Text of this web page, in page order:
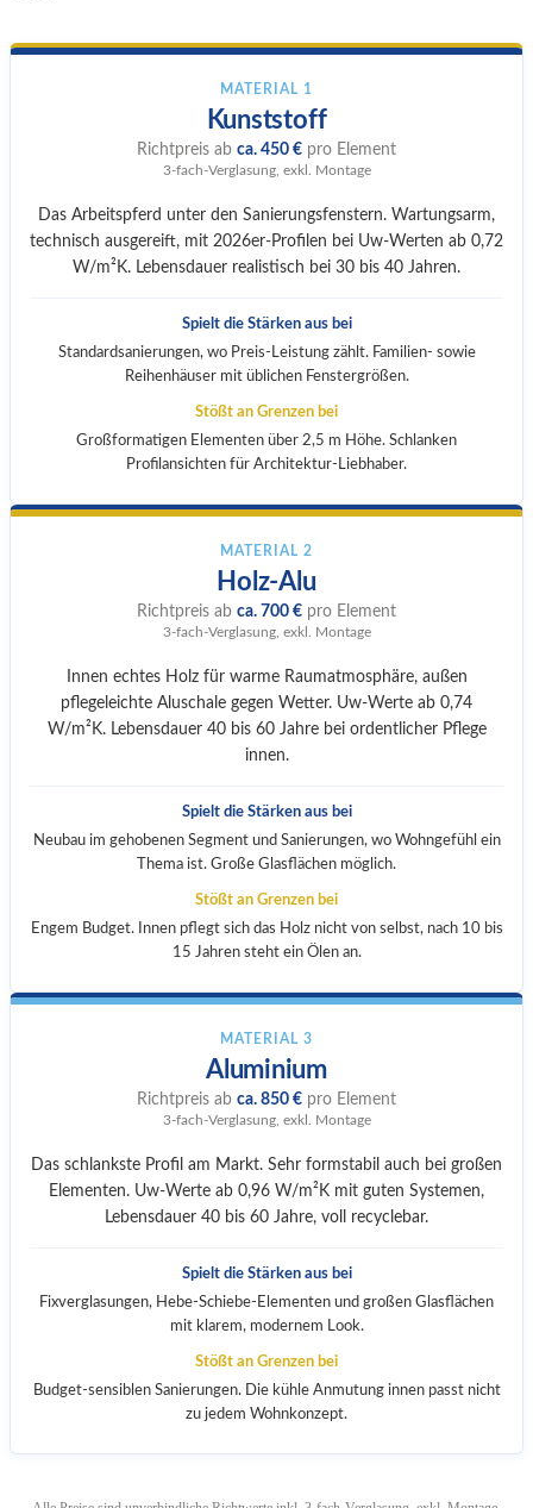
MATERIAL 1
Kunststoff
Richtpreis ab ca. 450 € pro Element
3-fach-Verglasung, exkl. Montage
Das Arbeitspferd unter den Sanierungsfenstern. Wartungsarm,
technisch ausgereift, mit 2026er-Profilen bei Uw-Werten ab 0,72
W/m²K. Lebensdauer realistisch bei 30 bis 40 Jahren.
Spielt die Stärken aus bei
Standardsanierungen, wo Preis-Leistung zählt. Familien- sowie
Reihenhäuser mit üblichen Fenstergrößen.
Stößt an Grenzen bei
Großformatigen Elementen über 2,5 m Höhe. Schlanken
Profilansichten für Architektur-Liebhaber.
MATERIAL 2
Holz-Alu
Richtpreis ab ca. 700 € pro Element
3-fach-Verglasung, exkl. Montage
Innen echtes Holz für warme Raumatmosphäre, außen
pflegeleichte Aluschale gegen Wetter. Uw-Werte ab 0,74
W/m²K. Lebensdauer 40 bis 60 Jahre bei ordentlicher Pflege
innen.
Spielt die Stärken aus bei
Neubau im gehobenen Segment und Sanierungen, wo Wohngefühl ein
Thema ist. Große Glasflächen möglich.
Stößt an Grenzen bei
Engem Budget. Innen pflegt sich das Holz nicht von selbst, nach 10 bis
15 Jahren steht ein Ölen an.
MATERIAL 3
Aluminium
Richtpreis ab ca. 850 € pro Element
3-fach-Verglasung, exkl. Montage
Das schlankste Profil am Markt. Sehr formstabil auch bei großen
Elementen. Uw-Werte ab 0,96 W/m²K mit guten Systemen,
Lebensdauer 40 bis 60 Jahre, voll recyclebar.
Spielt die Stärken aus bei
Fixverglasungen, Hebe-Schiebe-Elementen und großen Glasflächen
mit klarem, modernem Look.
Stößt an Grenzen bei
Budget-sensiblen Sanierungen. Die kühle Anmutung innen passt nicht
zu jedem Wohnkonzept.